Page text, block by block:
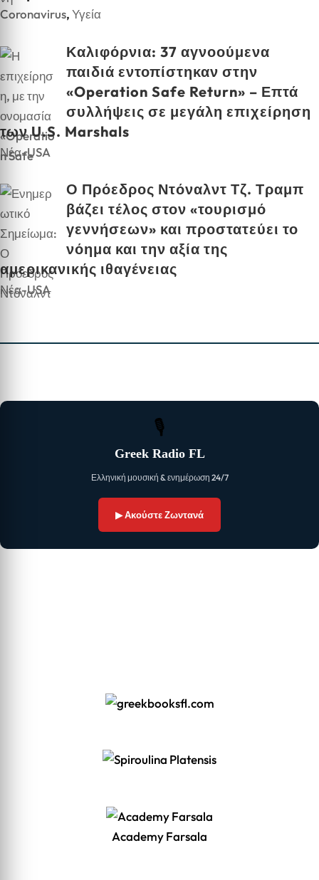
Coronavirus,Υγεία
Καλιφόρνια: 37 αγνοούμενα
παιδιά εντοπίστηκαν στην
«Operation Safe Return» – Επτά
συλλήψεις σε μεγάλη επιχείρηση
των U.S. Marshals
Νέα-USA
Ο Πρόεδρος Ντόναλντ Τζ. Τραμπ
βάζει τέλος στον «τουρισμό
γεννήσεων» και προστατεύει το
νόημα και την αξία της
αμερικανικής ιθαγένειας
Νέα-USA
🎙
Greek Radio FL
Ελληνική μουσική & ενημέρωση 24/7
▶ Ακούστε Ζωντανά
Academy Farsala